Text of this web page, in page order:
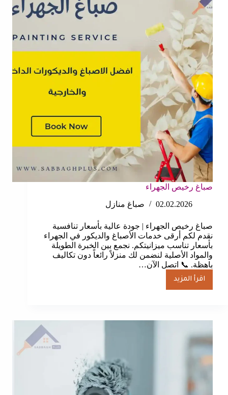
صباغ رخيص الجهراء
02.02.2026
صباغ منازل
صباغ رخيص الجهراء | جودة عالية بأسعار تنافسية
نقدم لكم أرقى خدمات الأصباغ والديكور في الجهراء
بأسعار تناسب ميزانيتكم. نجمع بين الخبرة الطويلة
والمواد الأصلية لنضمن لك منزلاً رائعاً دون تكاليف
باهظة. 📞 اتصل الآن…
اقرأ المزيد
صباغ
رخيص